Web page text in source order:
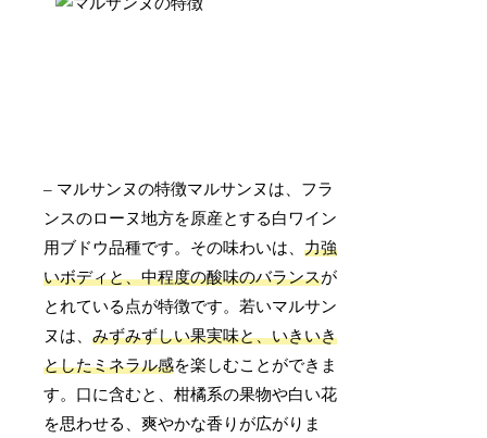
– マルサンヌの特徴マルサンヌは、フラ
ンスのローヌ地方を原産とする白ワイン
用ブドウ品種です。その味わいは、力強
いボディと、中程度の酸味のバランスが
とれている点が特徴です。若いマルサン
ヌは、みずみずしい果実味と、いきいき
としたミネラル感を楽しむことができま
す。口に含むと、柑橘系の果物や白い花
を思わせる、爽やかな香りが広がりま